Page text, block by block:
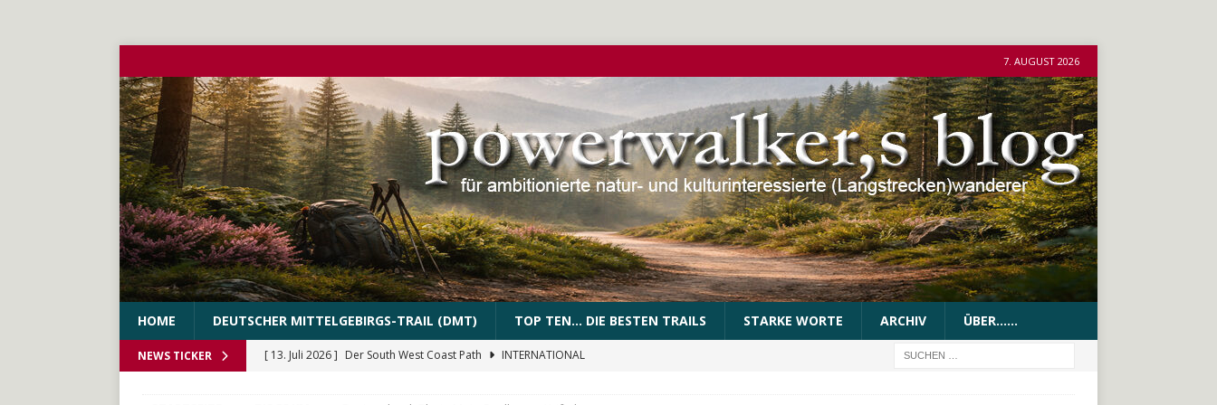
7. AUGUST 2026
HOME DEUTSCHER MITTELGEBIRGS-TRAIL (DMT) TOP TEN… DIE BESTEN TRAILS STARKE WORTE ARCHIV ÜBER……
NEWS TICKER [ 13. Juli 2026 ] Der South West Coast Path
INTERNATIONAL